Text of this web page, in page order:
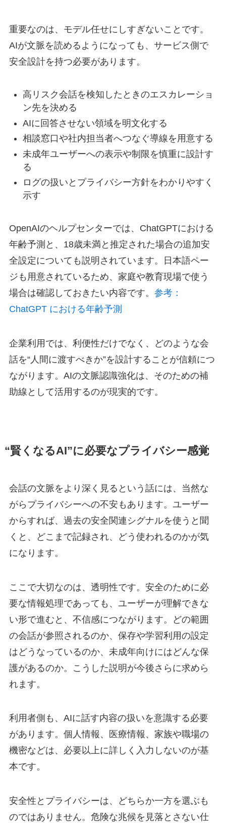
重要なのは、モデル任せにしすぎないことです。
AIが文脈を読めるようになっても、サービス側で
安全設計を持つ必要があります。
高リスク会話を検知したときのエスカレーショ
ン先を決める
AIに回答させない領域を明文化する
相談窓口や社内担当者へつなぐ導線を用意する
未成年ユーザーへの表示や制限を慎重に設計す
る
ログの扱いとプライバシー方針をわかりやすく
示す
OpenAIのヘルプセンターでは、ChatGPTにおける
年齢予測と、18歳未満と推定された場合の追加安
全設定についても説明されています。日本語ペー
ジも用意されているため、家庭や教育現場で使う
場合は確認しておきたい内容です。 参考：
ChatGPT における年齢予測
企業利用では、利便性だけでなく、どのような会
話を“人間に渡すべきか”を設計することが信頼につ
ながります。AIの文脈認識強化は、そのための補
助線として活用するのが現実的です。
“賢くなるAI”に必要なプライバシー感覚
会話の文脈をより深く見るという話には、当然な
がらプライバシーへの不安もあります。ユーザー
からすれば、過去の安全関連シグナルを使うと聞
くと、どこまで記録され、どう使われるのかが気
になります。
ここで大切なのは、透明性です。安全のために必
要な情報処理であっても、ユーザーが理解できな
い形で進むと、不信感につながります。どの範囲
の会話が参照されるのか、保存や学習利用の設定
はどうなっているのか、未成年向けにはどんな保
護があるのか。こうした説明が今後さらに求めら
れます。
利用者側も、AIに話す内容の扱いを意識する必要
があります。個人情報、医療情報、家族や職場の
機密などは、必要以上に詳しく入力しないのが基
本です。
安全性とプライバシーは、どちらか一方を選ぶも
のではありません。危険な兆候を見落とさない仕